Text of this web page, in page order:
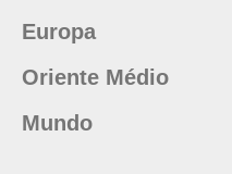
Europa
Oriente Médio
Mundo